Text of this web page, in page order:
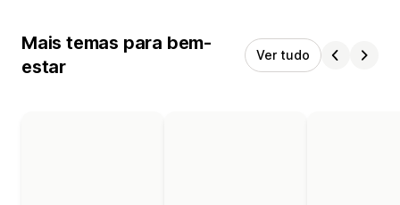
Mais temas para bem-
estar
Ver tudo